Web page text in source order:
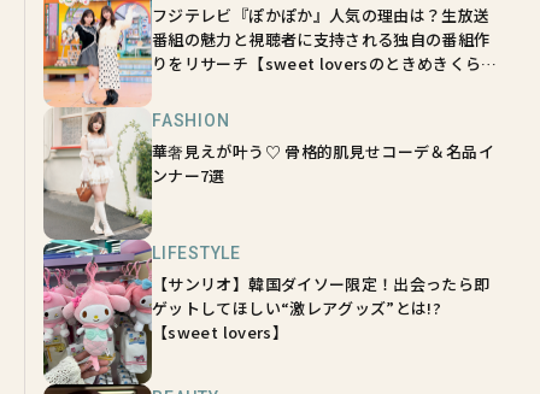
フジテレビ『ぽかぽか』人気の理由は？生放送
番組の魅力と視聴者に支持される独自の番組作
りをリサーチ【sweet loversのときめきくらぶ
FASHION
華奢見えが叶う♡ 骨格的肌見せコーデ＆名品イ
ンナー7選
LIFESTYLE
【サンリオ】韓国ダイソー限定！出会ったら即
ゲットしてほしい“激レアグッズ”とは!?
【sweet lovers】